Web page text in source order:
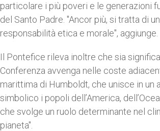
particolare i più poveri e le generazioni
del Santo Padre. "Ancor più, si tratta di
responsabilità etica e morale", aggiunge.
Il Pontefice rileva inoltre che sia
Conferenza avvenga nelle coste
marittima di Humboldt, che unisce in un
simbolico i popoli dell’America,
che svolge un ruolo determinante nel
pianeta".